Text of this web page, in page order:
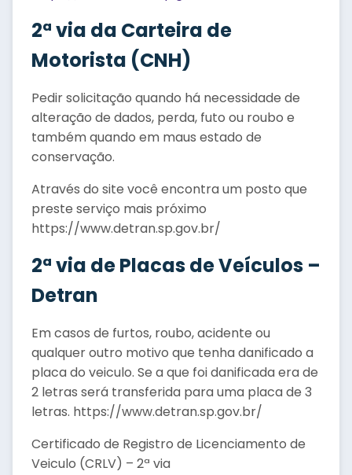
2ª via da Carteira de
Motorista (CNH)
Pedir solicitação quando há necessidade de
alteração de dados, perda, futo ou roubo e
também quando em maus estado de
conservação.
Através do site você encontra um posto que
preste serviço mais próximo
https://www.detran.sp.gov.br/
2ª via de Placas de Veículos –
Detran
Em casos de furtos, roubo, acidente ou
qualquer outro motivo que tenha danificado a
placa do veiculo. Se a que foi danificada era de
2 letras será transferida para uma placa de 3
letras. https://www.detran.sp.gov.br/
Certificado de Registro de Licenciamento de
Veiculo (CRLV) – 2ª via